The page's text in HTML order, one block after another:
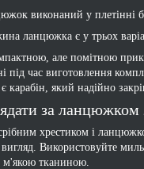
виконаний у плетінні
ланцюжка є у трьох
але помітною
під час виготовлення
карабін, який надійно
за ланцюжком
хрестиком і
Використовуйте
м'якою тканиною.